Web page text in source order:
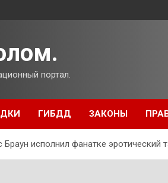
портал.
ГИБДД ЗАКОНЫ
Браун исполнил фанатке эротический